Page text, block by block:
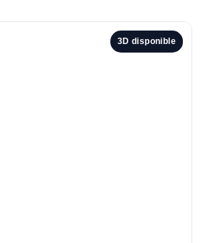
3D disponible